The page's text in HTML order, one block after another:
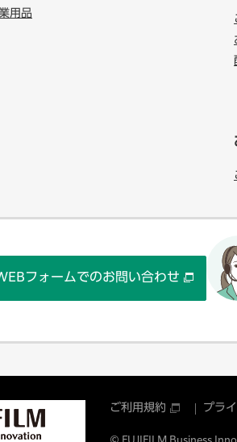
用品
フォームでのお問い合わせ
ご利用規約 プラ